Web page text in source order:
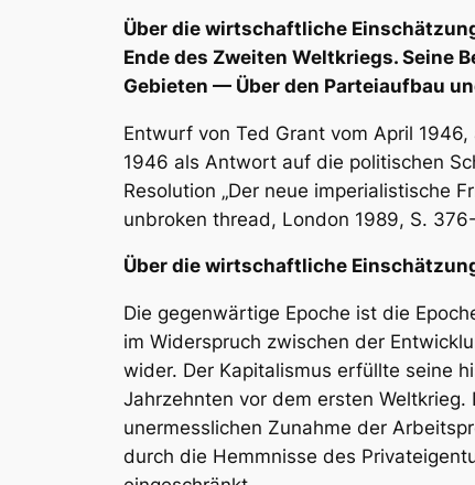
Über die wirtschaftliche
Ende des Zweiten Weltkriegs. Seine
Gebieten — Über den Parteiaufbau
Entwurf von Ted Grant vom April
1946 als Antwort auf die politischen
Resolution „Der neue imperialistische
unbroken thread, London 1989, S.
Über die wirtschaftliche
Die gegenwärtige Epoche ist die
im Widerspruch zwischen der
wider. Der Kapitalismus erfüllte seine
Jahrzehnten vor dem ersten
unermesslichen Zunahme der
durch die Hemmnisse des